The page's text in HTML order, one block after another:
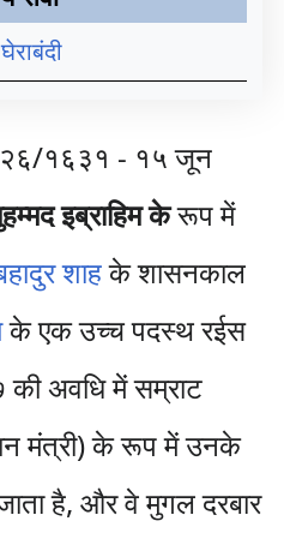
१६३१ - १५ जून
इब्राहिम केरूप में
शाहके शासनकाल
के एक उच्च पदस्थ रईस
अवधि में सम्राट
मंत्री) के रूप में उनके
है, और वे मुगल दरबार